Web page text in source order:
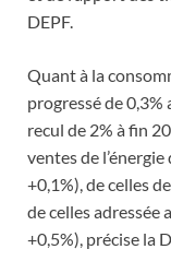
DEPF.
Quant à la
progressé de 0,3%
recul de 2% à fin
ventes de
+0,1%), de celles
de celles adressée
+0,5%), précise la